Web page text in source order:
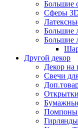
Большие
Сферы
Большие
Большие
Другой декор
Декор на
Свечи
Помпоны